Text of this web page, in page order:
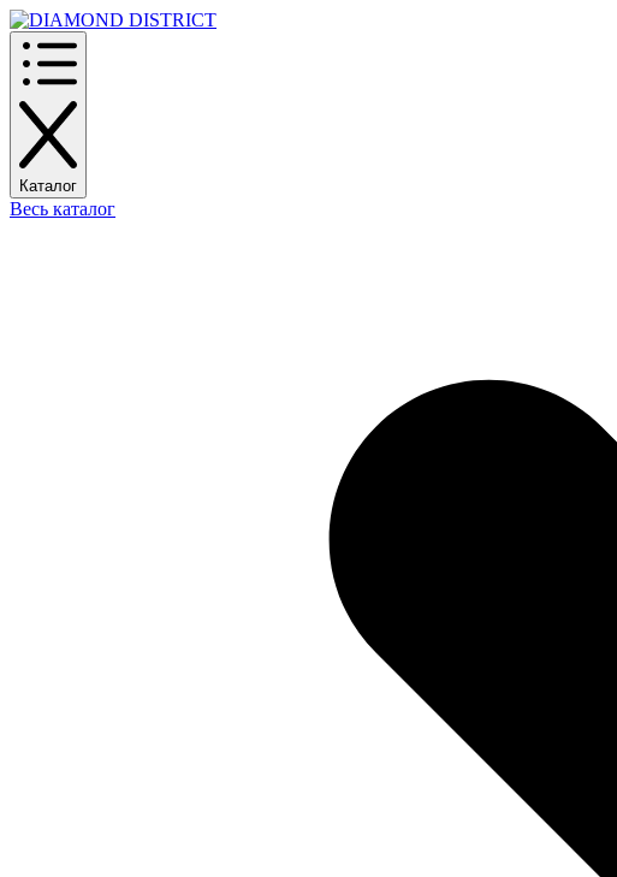
Каталог
Весь каталог